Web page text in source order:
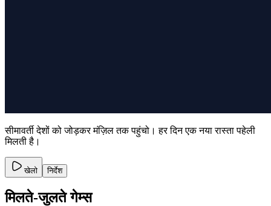
सीमावर्ती देशों को जोड़कर मंज़िल तक पहुंचो। हर दिन एक नया रास्ता पहेली
मिलती है।
खेलो निर्देश
मिलते-जुलते गेम्स